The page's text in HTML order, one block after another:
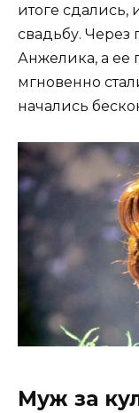
итоге сдались,
свадьбу.
Анжелика, а ее
мгновенно
начались
Муж за